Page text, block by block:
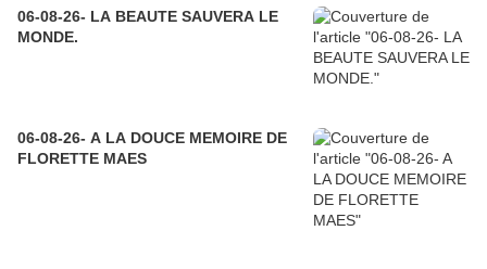
06-08-26- LA BEAUTE SAUVERA LE
MONDE.
06-08-26- A LA DOUCE MEMOIRE DE
FLORETTE MAES